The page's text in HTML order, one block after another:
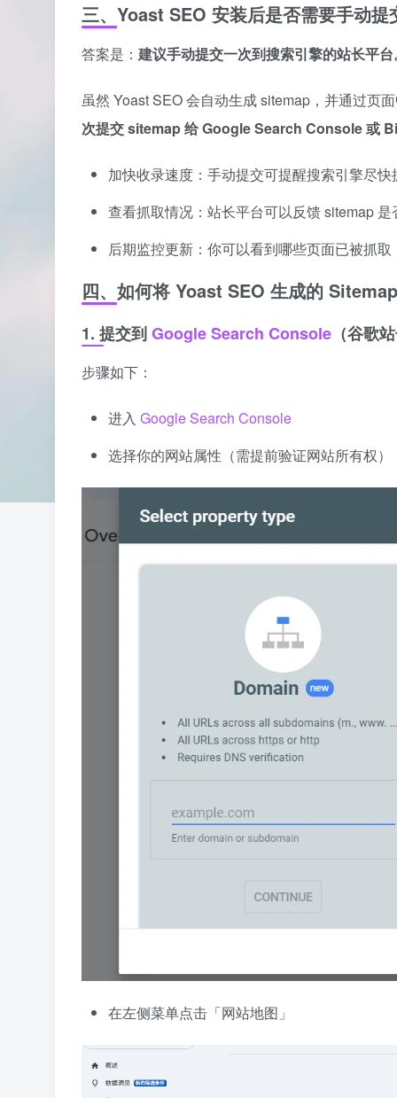
三、Yoast SEO 安装后是否需要手动
答案是： 建议手动提交一次到搜索引擎的站长平台
虽然 Yoast SEO 会自动生成 sitemap，并通过页
次提交 sitemap 给 Google Search Console 或
加快收录速度：手动提交可提醒搜索引擎尽
查看抓取情况：站长平台可以反馈 sitemap
后期监控更新：你可以看到哪些页面已被抓
四、如何将 Yoast SEO 生成的
1. 提交到Google Search Console （谷歌
步骤如下：
进入 Google Search Console
选择你的网站属性（需提前验证网站所有权）
在左侧菜单点击「网站地图」